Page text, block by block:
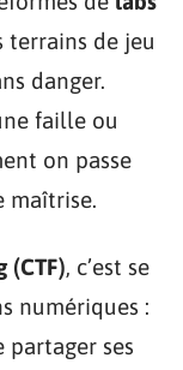
terrains de jeu
danger.
faille ou
on passe
maîtrise.
(CTF), c’est se
numériques :
partager ses